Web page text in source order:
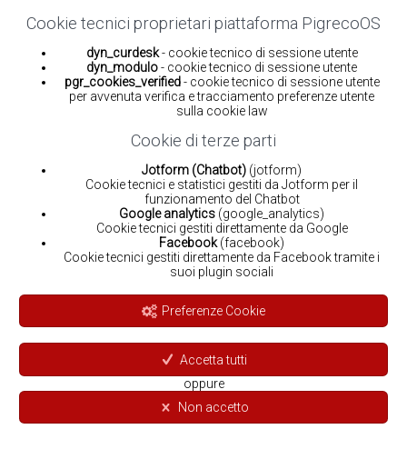
Cookie tecnici proprietari piattaforma PigrecoOS
dyn_curdesk- cookie tecnico di sessione utente
dyn_modulo- cookie tecnico di sessione utente
pgr_cookies_verified- cookie tecnico di sessione utente
per avvenuta verifica e tracciamento preferenze utente
sulla cookie law
Cookie di terze parti
Jotform (Chatbot) (jotform)
Cookie tecnici e statistici gestiti da Jotform per il
funzionamento del Chatbot
Google analytics (google_analytics)
Cookie tecnici gestiti direttamente da Google
Facebook(facebook)
Cookie tecnici gestiti direttamente da Facebook tramite i
suoi plugin sociali
Preferenze Cookie
Accetta tutti
oppure
Non accetto